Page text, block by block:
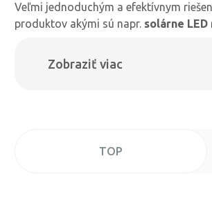
Veľmi jednoduchým a efektívnym
produktov akými sú napr. solárne
Zobraziť viac
TOP